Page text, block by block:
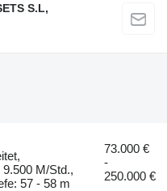
S.L,
M/Std.,
57 - 58 m
73.000 €
-
250.000 €